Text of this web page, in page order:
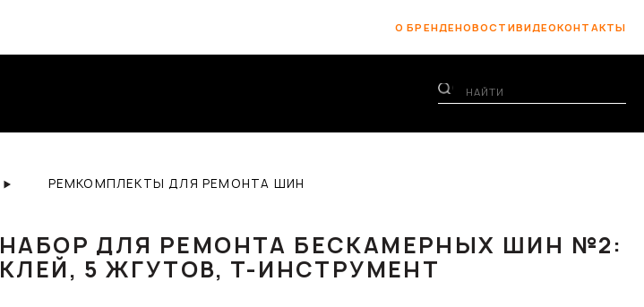
О БРЕНДЕНОВОСТИВИДЕОКОНТАКТЫ
РЕМКОМПЛЕКТЫ ДЛЯ РЕМОНТА ШИН
НАБОР ДЛЯ РЕМОНТА БЕСКАМЕРНЫХ ШИН №2:
КЛЕЙ, 5 ЖГУТОВ, T-ИНСТРУМЕНТ